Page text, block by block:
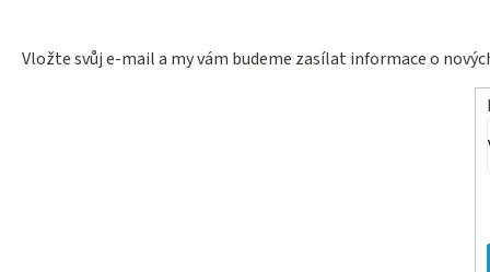
Vložte svůj e-mail a my vám budeme zasílat informace o